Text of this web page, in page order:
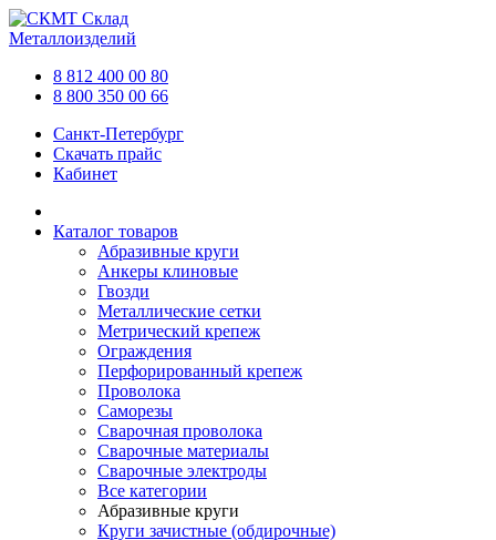
Склад
Металлоизделий
8 812 400 00 80
8 800 350 00 66
Санкт-Петербург
Скачать прайс
Кабинет
Каталог товаров
Абразивные круги
Анкеры клиновые
Гвозди
Металлические сетки
Метрический крепеж
Ограждения
Перфорированный крепеж
Проволока
Саморезы
Сварочная проволока
Сварочные материалы
Сварочные электроды
Все категории
Абразивные круги
Круги зачистные (обдирочные)